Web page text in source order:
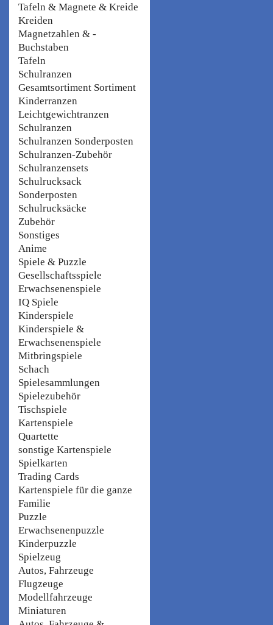
Tafeln & Magnete & Kreide
Kreiden
Magnetzahlen & -
Buchstaben
Tafeln
Schulranzen
Gesamtsortiment Sortiment
Kinderranzen
Leichtgewichtranzen
Schulranzen
Schulranzen Sonderposten
Schulranzen-Zubehör
Schulranzensets
Schulrucksack
Sonderposten
Schulrucksäcke
Zubehör
Sonstiges
Anime
Spiele & Puzzle
Gesellschaftsspiele
Erwachsenenspiele
IQ Spiele
Kinderspiele
Kinderspiele &
Erwachsenenspiele
Mitbringspiele
Schach
Spielesammlungen
Spielezubehör
Tischspiele
Kartenspiele
Quartette
sonstige Kartenspiele
Spielkarten
Trading Cards
Kartenspiele für die ganze
Familie
Puzzle
Erwachsenenpuzzle
Kinderpuzzle
Spielzeug
Autos, Fahrzeuge
Flugzeuge
Modellfahrzeuge
Miniaturen